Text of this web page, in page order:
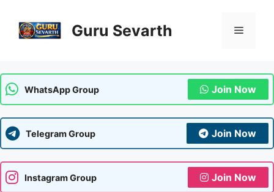
content
Guru Sevarth Menu
WhatsApp Group Join Now
Telegram Group Join Now
Instagram Group Join Now